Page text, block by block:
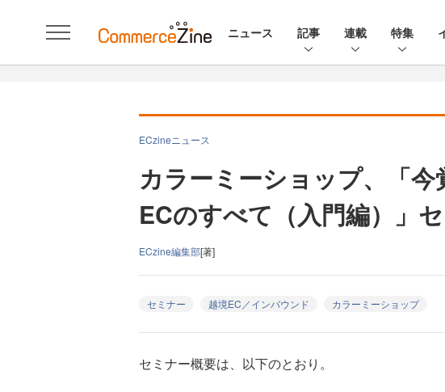
ニュース 記事 連載 特集
ECzineニュース
カラーミーショップ、「
ECのすべて（入門編）」
ECzine編集部[著]
セミナー 越境EC／インバウンド カラーミーショップ
セミナー概要は、以下のとおり。